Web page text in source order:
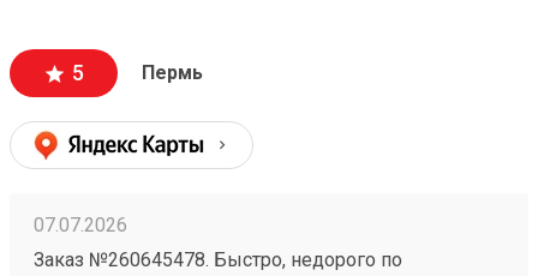
5 Пермь
07.07.2026
Заказ №260645478. Быстро, недорого по